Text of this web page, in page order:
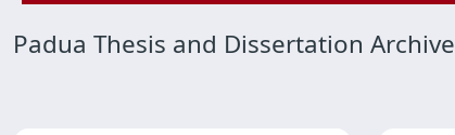
Padua Thesis and Dissertation Archive